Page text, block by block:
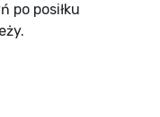
po posiłku